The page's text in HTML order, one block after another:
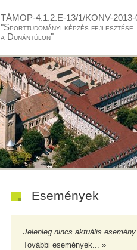
TÁMOP-4.1.2.E-13/1/KONV-2013-
"Sporttudományi képzés fejlesztése
a Dunántúlon"
Események
Jelenleg nincs aktuális esemény.
További események... »